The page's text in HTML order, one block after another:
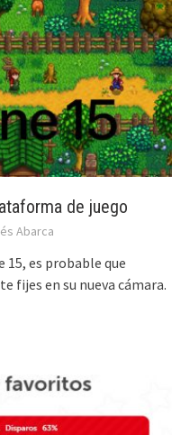
de juego
Abarca
15, es probable que
fijes en su nueva cámara.